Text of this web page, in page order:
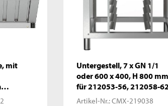
mit
Untergestell, 7 x GN 1/1
oder 600 x 400, H 800 mm
für 212053-56, 212058-62
Artikel-Nr.:CMX-219038